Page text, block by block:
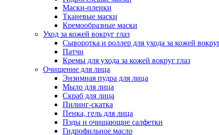
Маски-пленки
Тканевые маски
Кремообразные маски
Уход за кожей вокруг глаз
Сыворотка и роллер для ухода за кожей
Патчи
Кремы для ухода за кожей вокруг глаз
Очищение для лица
Энзимная пудра для лица
Мыло для лица
Скраб для лица
Пилинг-скатка
Пенка, гель для лица
Пэды и очищающие салфетки
Гидрофильное масло